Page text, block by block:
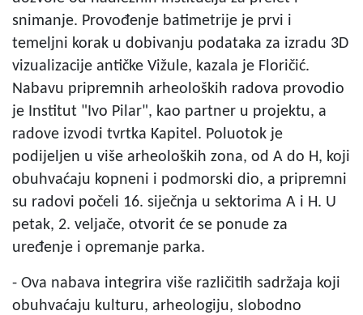
snimanje. Provođenje batimetrije je prvi i
temeljni korak u dobivanju podataka za izradu 3D
vizualizacije antičke Vižule, kazala je Floričić.
Nabavu pripremnih arheoloških radova provodio
je Institut "Ivo Pilar", kao partner u projektu, a
radove izvodi tvrtka Kapitel. Poluotok je
podijeljen u više arheoloških zona, od A do H, koji
obuhvaćaju kopneni i podmorski dio, a pripremni
su radovi počeli 16. siječnja u sektorima A i H. U
petak, 2. veljače, otvorit će se ponude za
uređenje i opremanje parka.
- Ova nabava integrira više različitih sadržaja koji
obuhvaćaju kulturu, arheologiju, slobodno